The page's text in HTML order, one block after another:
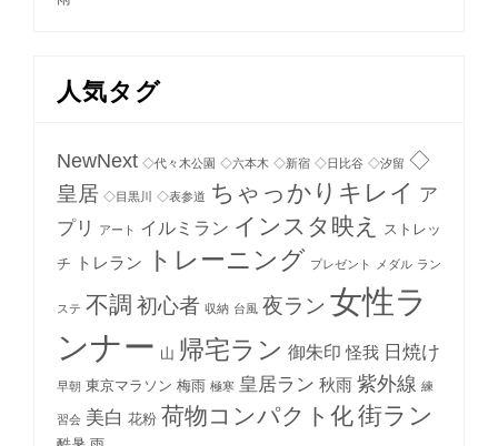
人気タグ
NewNext ◇代々木公園 ◇六本木 ◇新宿 ◇日比谷 ◇汐留 ◇
皇居 ◇目黒川 ◇表参道 ちゃっかりキレイ ア
プリ
アート イルミラン インスタ映え ストレッ
チ トレラン トレーニング プレゼント メダル ラン
ステ 不調 初心者 収納 台風 夜ラン 女性ラ
ンナー 山 帰宅ラン 御朱印 怪我 日焼け
早朝 東京マラソン 梅雨 極寒 皇居ラン 秋雨 紫外線 練
習会 美白 花粉 荷物コンパクト化街ラン